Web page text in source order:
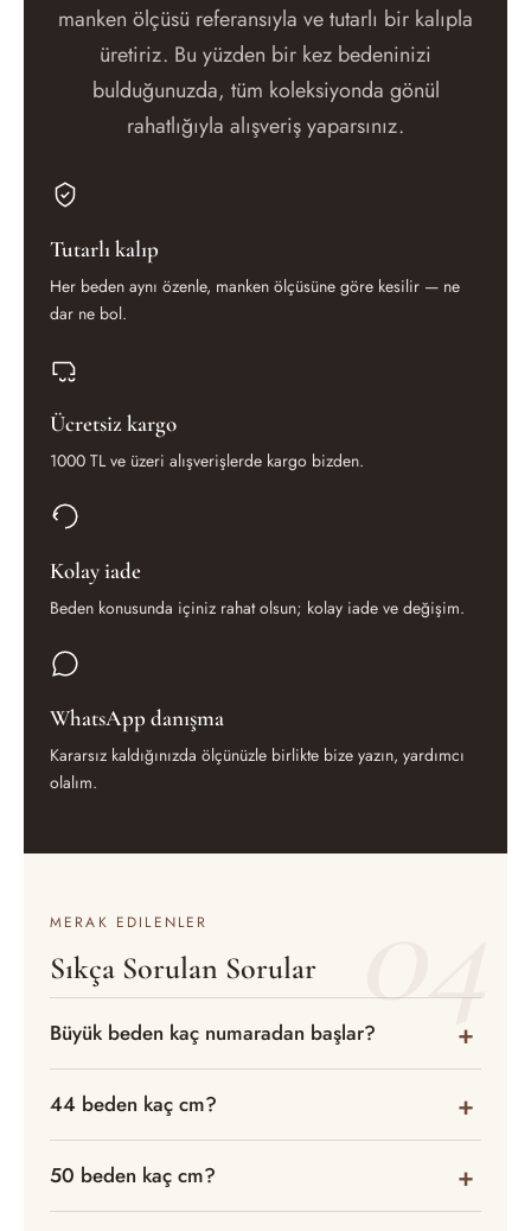
manken ölçüsü referansıyla ve tutarlı bir kalıpla
üretiriz. Bu yüzden bir kez bedeninizi
bulduğunuzda, tüm koleksiyonda gönül
rahatlığıyla alışveriş yaparsınız.
Tutarlı kalıp
Her beden aynı özenle, manken ölçüsüne göre kesilir — ne
dar ne bol.
Ücretsiz kargo
1000 TL ve üzeri alışverişlerde kargo bizden.
Kolay iade
Beden konusunda içiniz rahat olsun; kolay iade ve değişim.
WhatsApp danışma
Kararsız kaldığınızda ölçünüzle birlikte bize yazın, yardımcı
olalım.
04
MERAK EDILENLER
Sıkça Sorulan Sorular
Büyük beden kaç numaradan başlar?
44 beden kaç cm?
50 beden kaç cm?